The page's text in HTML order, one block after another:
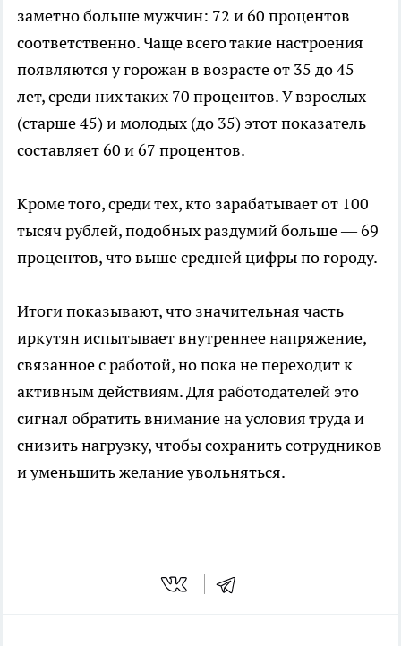
заметно больше мужчин: 72 и 60 процентов
соответственно. Чаще всего такие настроения
появляются у горожан в возрасте от 35 до 45
лет, среди них таких 70 процентов. У взрослых
(старше 45) и молодых (до 35) этот показатель
составляет 60 и 67 процентов.
Кроме того, среди тех, кто зарабатывает от 100
тысяч рублей, подобных раздумий больше — 69
процентов, что выше средней цифры по городу.
Итоги показывают, что значительная часть
иркутян испытывает внутреннее напряжение,
связанное с работой, но пока не переходит к
активным действиям. Для работодателей это
сигнал обратить внимание на условия труда и
снизить нагрузку, чтобы сохранить сотрудников
и уменьшить желание увольняться.